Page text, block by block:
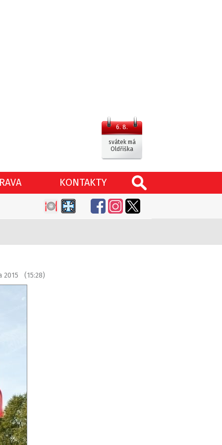
6. 8.
svátek má
Oldřiška
KONTAKTY
2015 (15:28)